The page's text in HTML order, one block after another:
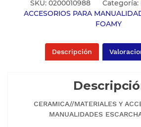
SKU: 0200010988 Categoría:
ACCESORIOS PARA
FOAMY
Descripción
CERAMICA//MATERIALES Y
MANUALIDADES